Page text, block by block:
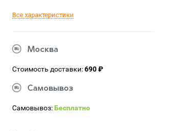
Все характеристики
Москва
Стоимость доставки:690 ₽
Самовывоз
Самовывоз:Бесплатно